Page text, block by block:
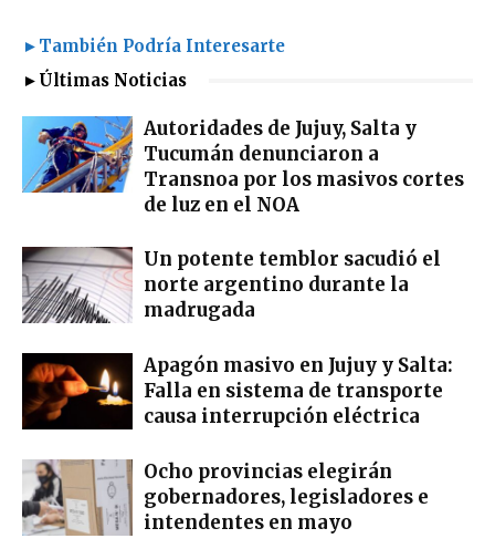
►También Podría Interesarte
►Últimas Noticias
Autoridades de Jujuy, Salta y
Tucumán denunciaron a
Transnoa por los masivos cortes
de luz en el NOA
Un potente temblor sacudió el
norte argentino durante la
madrugada
Apagón masivo en Jujuy y Salta:
Falla en sistema de transporte
causa interrupción eléctrica
Ocho provincias elegirán
gobernadores, legisladores e
intendentes en mayo